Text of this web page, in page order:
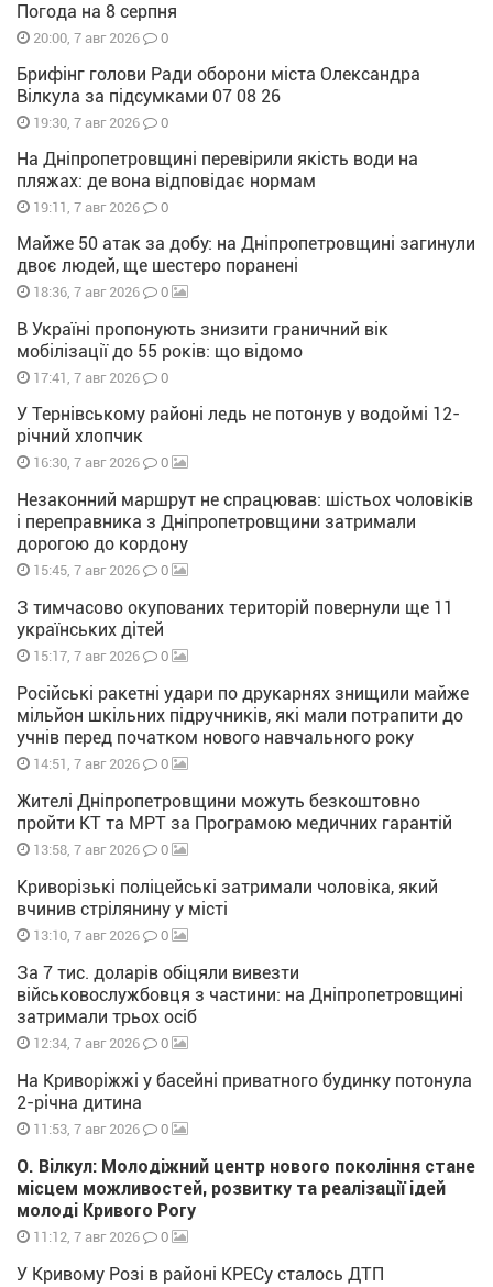
Погода на 8 серпня
20:00, 7 авг 2026 0
Брифінг голови Ради оборони міста Олександра
Вілкула за підсумками 07 08 26
19:30, 7 авг 2026 0
На Дніпропетровщині перевірили якість води на
пляжах: де вона відповідає нормам
19:11, 7 авг 2026 0
Майже 50 атак за добу: на Дніпропетровщині загинули
двоє людей, ще шестеро поранені
18:36, 7 авг 2026 0
В Україні пропонують знизити граничний вік
мобілізації до 55 років: що відомо
17:41, 7 авг 2026 0
У Тернівському районі ледь не потонув у водоймі 12-
річний хлопчик
16:30, 7 авг 2026 0
Незаконний маршрут не спрацював: шістьох чоловіків
і переправника з Дніпропетровщини затримали
дорогою до кордону
15:45, 7 авг 2026 0
З тимчасово окупованих територій повернули ще 11
українських дітей
15:17, 7 авг 2026 0
Російські ракетні удари по друкарнях знищили майже
мільйон шкільних підручників, які мали потрапити до
учнів перед початком нового навчального року
14:51, 7 авг 2026 0
Жителі Дніпропетровщини можуть безкоштовно
пройти КТ та МРТ за Програмою медичних гарантій
13:58, 7 авг 2026 0
Криворізькі поліцейські затримали чоловіка, який
вчинив стрілянину у місті
13:10, 7 авг 2026 0
За 7 тис. доларів обіцяли вивезти
військовослужбовця з частини: на Дніпропетровщині
затримали трьох осіб
12:34, 7 авг 2026 0
На Криворіжжі у басейні приватного будинку потонула
2-річна дитина
11:53, 7 авг 2026 0
О. Вілкул: Молодіжний центр нового покоління стане
місцем можливостей, розвитку та реалізації ідей
молоді Кривого Рогу
11:12, 7 авг 2026 0
У Кривому Розі в районі КРЕСу сталось ДТП